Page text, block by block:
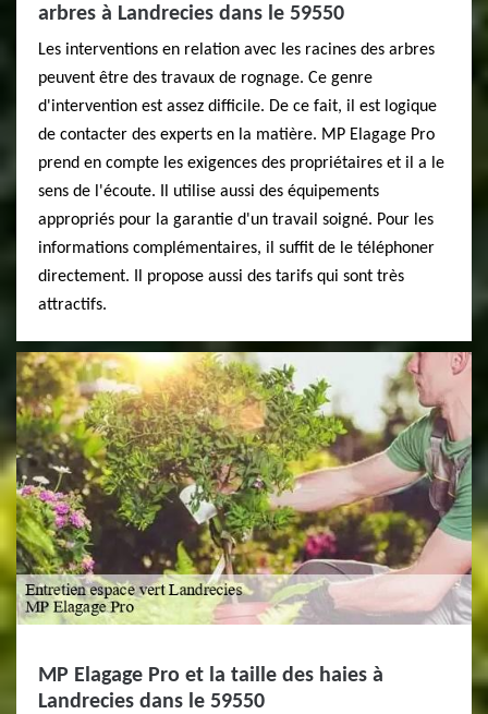
arbres à Landrecies dans le 59550
Les interventions en relation avec les racines des arbres
peuvent être des travaux de rognage. Ce genre
d'intervention est assez difficile. De ce fait, il est logique
de contacter des experts en la matière. MP Elagage Pro
prend en compte les exigences des propriétaires et il a le
sens de l'écoute. Il utilise aussi des équipements
appropriés pour la garantie d'un travail soigné. Pour les
informations complémentaires, il suffit de le téléphoner
directement. Il propose aussi des tarifs qui sont très
attractifs.
MP Elagage Pro et la taille des haies à
Landrecies dans le 59550